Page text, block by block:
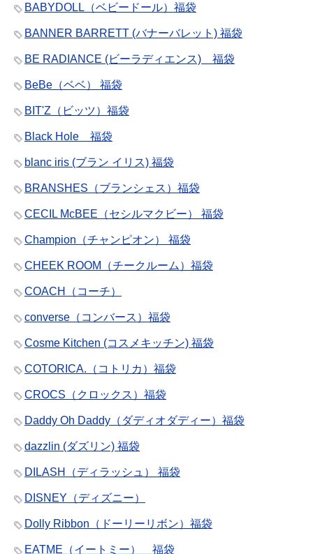
BABYDOLL（ベビードール）福袋
BANNER BARRETT (バナーバレット) 福袋
BE RADIANCE (ビーラディエンス) 福袋
BeBe（ベベ） 福袋
BIT'Z（ビッツ）福袋
Black Hole 福袋
blanc iris (ブラン イリス) 福袋
BRANSHES（ブランシェス）福袋
CECIL McBEE（セシルマクビー） 福袋
Champion（チャンピオン） 福袋
CHEEK ROOM（チークルーム）福袋
COACH（コーチ）
converse（コンバース）福袋
Cosme Kitchen (コスメキッチン) 福袋
COTORICA.（コトリカ）福袋
CROCS（クロックス）福袋
Daddy Oh Daddy（ダディオダディー）福袋
dazzlin (ダズリン) 福袋
DILASH（ディラッシュ） 福袋
DISNEY（ディズニー）
Dolly Ribbon（ドーリーリボン）福袋
EATME（イートミー） 福袋